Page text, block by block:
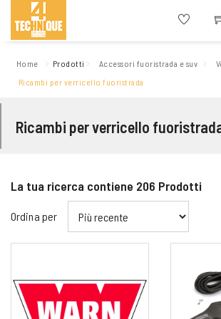
Home Prodotti Accessori fuoristrada e suv
Ricambi per verricello fuoristrada
Ricambi per verricello
La tua ricerca contiene 206 Prodotti
Ordina per